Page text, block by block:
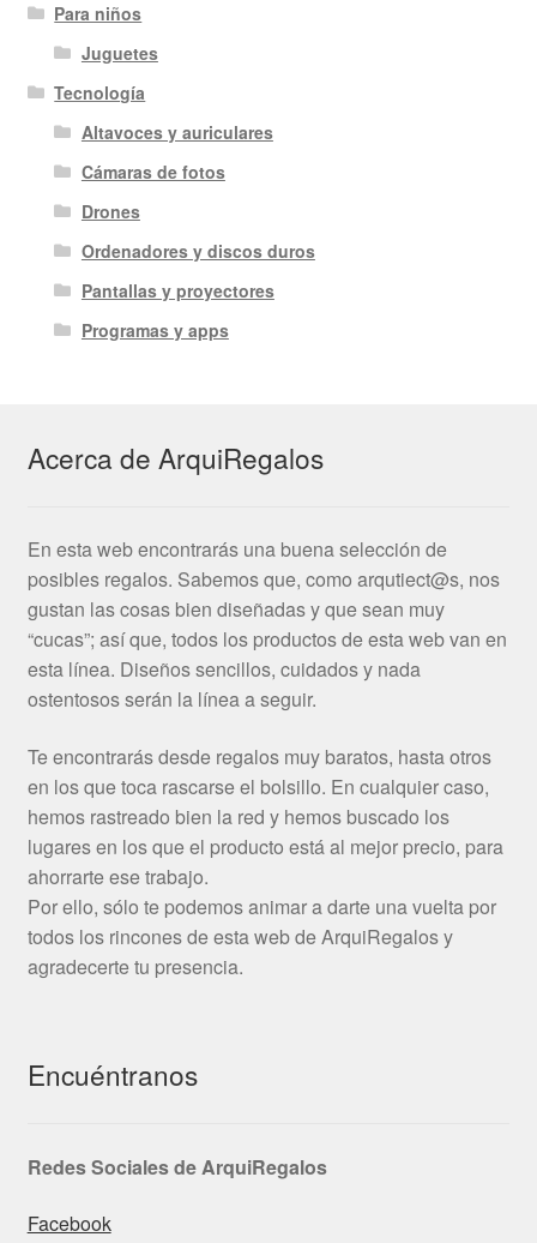
Para niños
Juguetes
Tecnología
Altavoces y auriculares
Cámaras de fotos
Drones
Ordenadores y discos duros
Pantallas y proyectores
Programas y apps
Acerca de ArquiRegalos
En esta web encontrarás una buena selección de
posibles regalos. Sabemos que, como arqutiect@s, nos
gustan las cosas bien diseñadas y que sean muy
“cucas”; así que, todos los productos de esta web van en
esta línea. Diseños sencillos, cuidados y nada
ostentosos serán la línea a seguir.
Te encontrarás desde regalos muy baratos, hasta otros
en los que toca rascarse el bolsillo. En cualquier caso,
hemos rastreado bien la red y hemos buscado los
lugares en los que el producto está al mejor precio, para
ahorrarte ese trabajo.
Por ello, sólo te podemos animar a darte una vuelta por
todos los rincones de esta web de ArquiRegalos y
agradecerte tu presencia.
Encuéntranos
Redes Sociales de ArquiRegalos
Facebook